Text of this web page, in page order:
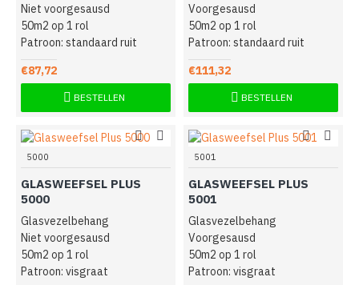
Niet voorgesausd
50m2 op 1 rol
Patroon: standaard ruit
€87,72
BESTELLEN
Voorgesausd
50m2 op 1 rol
Patroon: standaard ruit
€111,32
BESTELLEN
5000
GLASWEEFSEL PLUS
5000
Glasvezelbehang
Niet voorgesausd
50m2 op 1 rol
Patroon: visgraat
5001
GLASWEEFSEL PLUS
5001
Glasvezelbehang
Voorgesausd
50m2 op 1 rol
Patroon: visgraat